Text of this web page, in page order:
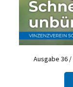
Ausgabe 36 /